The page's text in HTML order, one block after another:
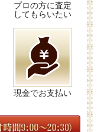
プロの方に査定
してもらいたい
現金でお支払い